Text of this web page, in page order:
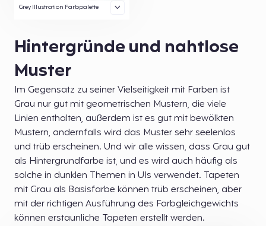
Grey Illustration Farbpalette
Hintergründe und nahtlose
Muster
Im Gegensatz zu seiner Vielseitigkeit mit Farben ist
Grau nur gut mit geometrischen Mustern, die viele
Linien enthalten, außerdem ist es gut mit bewölkten
Mustern, andernfalls wird das Muster sehr seelenlos
und trüb erscheinen. Und wir alle wissen, dass Grau gut
als Hintergrundfarbe ist, und es wird auch häufig als
solche in dunklen Themen in UIs verwendet. Tapeten
mit Grau als Basisfarbe können trüb erscheinen, aber
mit der richtigen Ausführung des Farbgleichgewichts
können erstaunliche Tapeten erstellt werden.